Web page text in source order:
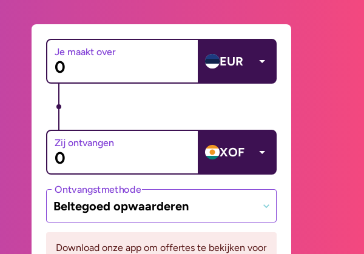
Je maakt over
EUR
Zij ontvangen
XOF
Ontvangstmethode
Beltegoed opwaarderen
Download onze app om offertes te bekijken voor